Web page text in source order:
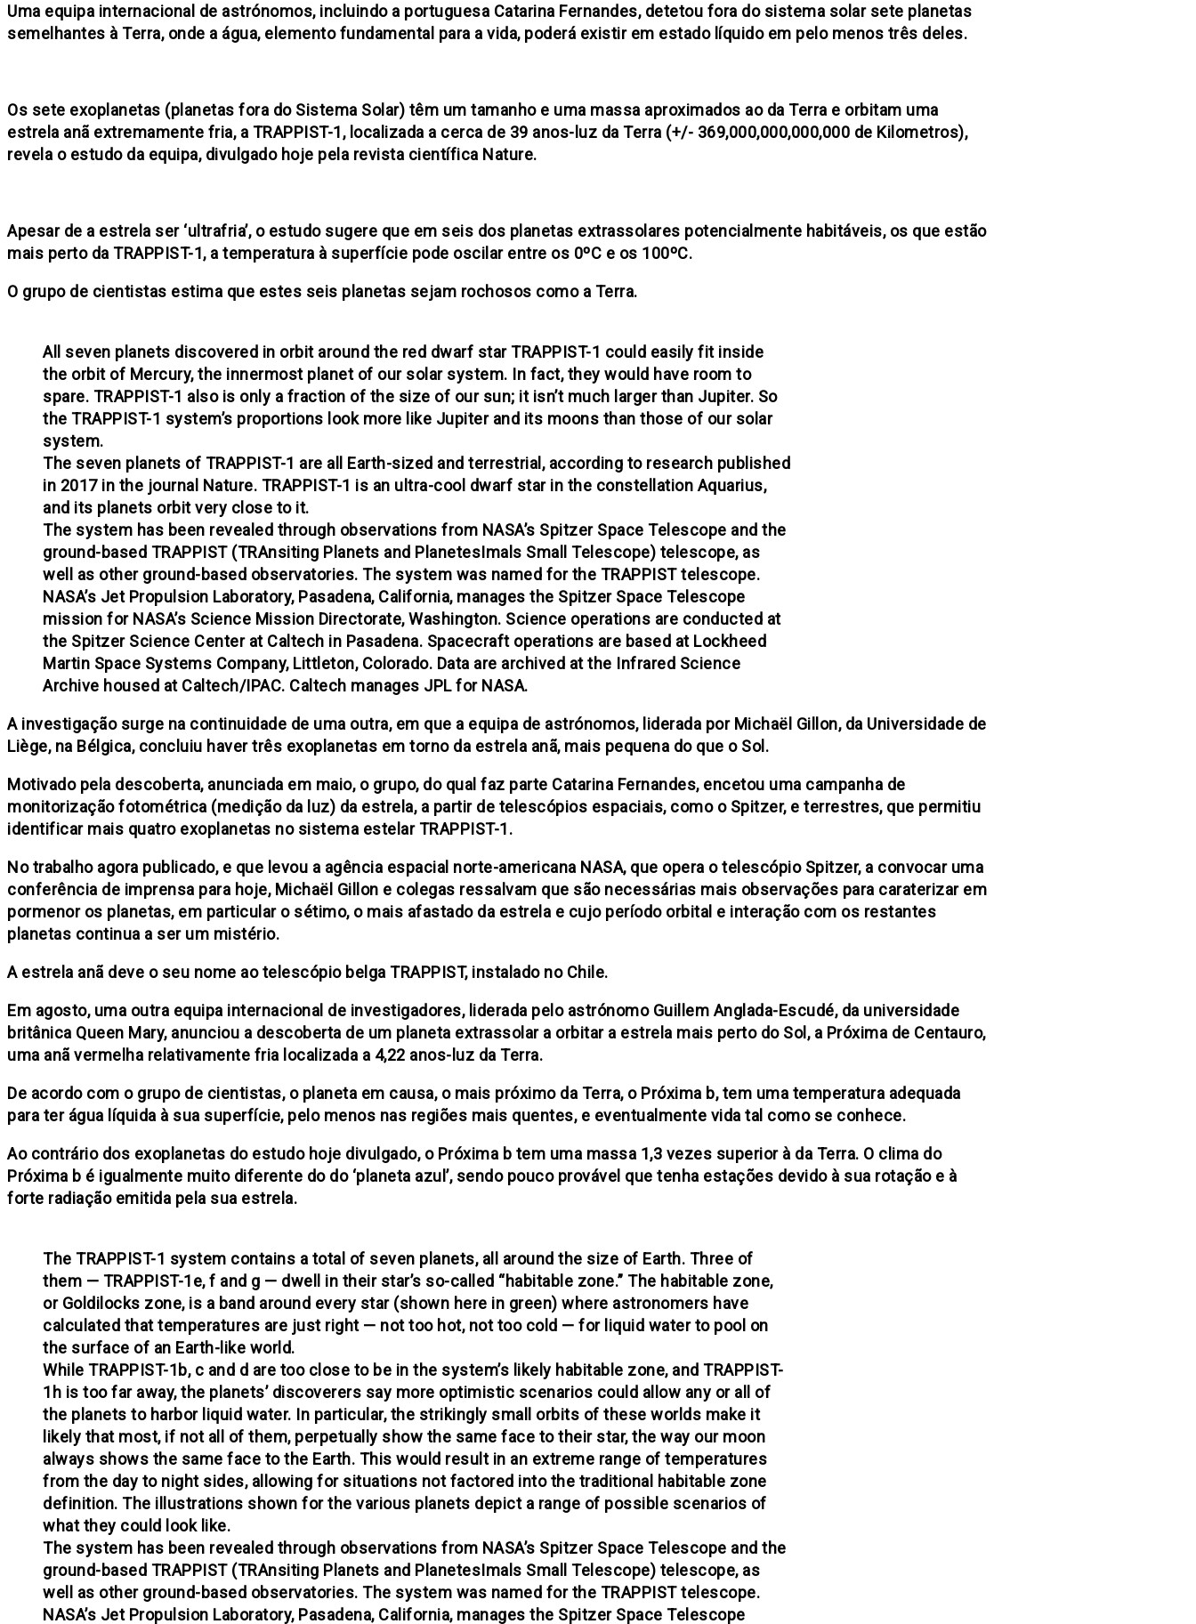
Uma equipa internacional de astrónomos, incluindo a portuguesa Catarina Fernandes, detetou fora do sistema solar sete planetas
semelhantes à Terra, onde a água, elemento fundamental para a vida, poderá existir em estado líquido em pelo menos três deles.
Os sete exoplanetas (planetas fora do Sistema Solar) têm um tamanho e uma massa aproximados ao da Terra e orbitam uma
estrela anã extremamente fria, a TRAPPIST-1, localizada a cerca de 39 anos-luz da Terra (+/- 369,000,000,000,000 de Kilometros),
revela o estudo da equipa, divulgado hoje pela revista científica Nature.
Apesar de a estrela ser ‘ultrafria’, o estudo sugere que em seis dos planetas extrassolares potencialmente habitáveis, os que estão
mais perto da TRAPPIST-1, a temperatura à superfície pode oscilar entre os 0ºC e os 100ºC.
O grupo de cientistas estima que estes seis planetas sejam rochosos como a Terra.
All seven planets discovered in orbit around the red dwarf star TRAPPIST-1 could easily fit inside
the orbit of Mercury, the innermost planet of our solar system. In fact, they would have room to
spare. TRAPPIST-1 also is only a fraction of the size of our sun; it isn’t much larger than Jupiter. So
the TRAPPIST-1 system’s proportions look more like Jupiter and its moons than those of our solar
system.
The seven planets of TRAPPIST-1 are all Earth-sized and terrestrial, according to research published
in 2017 in the journal Nature. TRAPPIST-1 is an ultra-cool dwarf star in the constellation Aquarius,
and its planets orbit very close to it.
The system has been revealed through observations from NASA’s Spitzer Space Telescope and the
ground-based TRAPPIST (TRAnsiting Planets and PlanetesImals Small Telescope) telescope, as
well as other ground-based observatories. The system was named for the TRAPPIST telescope.
NASA’s Jet Propulsion Laboratory, Pasadena, California, manages the Spitzer Space Telescope
mission for NASA’s Science Mission Directorate, Washington. Science operations are conducted at
the Spitzer Science Center at Caltech in Pasadena. Spacecraft operations are based at Lockheed
Martin Space Systems Company, Littleton, Colorado. Data are archived at the Infrared Science
Archive housed at Caltech/IPAC. Caltech manages JPL for NASA.
A investigação surge na continuidade de uma outra, em que a equipa de astrónomos, liderada por Michaël Gillon, da Universidade de
Liège, na Bélgica, concluiu haver três exoplanetas em torno da estrela anã, mais pequena do que o Sol.
Motivado pela descoberta, anunciada em maio, o grupo, do qual faz parte Catarina Fernandes, encetou uma campanha de
monitorização fotométrica (medição da luz) da estrela, a partir de telescópios espaciais, como o Spitzer, e terrestres, que permitiu
identificar mais quatro exoplanetas no sistema estelar TRAPPIST-1.
No trabalho agora publicado, e que levou a agência espacial norte-americana NASA, que opera o telescópio Spitzer, a convocar uma
conferência de imprensa para hoje, Michaël Gillon e colegas ressalvam que são necessárias mais observações para caraterizar em
pormenor os planetas, em particular o sétimo, o mais afastado da estrela e cujo período orbital e interação com os restantes
planetas continua a ser um mistério.
A estrela anã deve o seu nome ao telescópio belga TRAPPIST, instalado no Chile.
Em agosto, uma outra equipa internacional de investigadores, liderada pelo astrónomo Guillem Anglada-Escudé, da universidade
britânica Queen Mary, anunciou a descoberta de um planeta extrassolar a orbitar a estrela mais perto do Sol, a Próxima de Centauro,
uma anã vermelha relativamente fria localizada a 4,22 anos-luz da Terra.
De acordo com o grupo de cientistas, o planeta em causa, o mais próximo da Terra, o Próxima b, tem uma temperatura adequada
para ter água líquida à sua superfície, pelo menos nas regiões mais quentes, e eventualmente vida tal como se conhece.
Ao contrário dos exoplanetas do estudo hoje divulgado, o Próxima b tem uma massa 1,3 vezes superior à da Terra. O clima do
Próxima b é igualmente muito diferente do do ‘planeta azul’, sendo pouco provável que tenha estações devido à sua rotação e à
forte radiação emitida pela sua estrela.
The TRAPPIST-1 system contains a total of seven planets, all around the size of Earth. Three of
them — TRAPPIST-1e, f and g — dwell in their star’s so-called “habitable zone.” The habitable zone,
or Goldilocks zone, is a band around every star (shown here in green) where astronomers have
calculated that temperatures are just right — not too hot, not too cold — for liquid water to pool on
the surface of an Earth-like world.
While TRAPPIST-1b, c and d are too close to be in the system’s likely habitable zone, and TRAPPIST-
1h is too far away, the planets’ discoverers say more optimistic scenarios could allow any or all of
the planets to harbor liquid water. In particular, the strikingly small orbits of these worlds make it
likely that most, if not all of them, perpetually show the same face to their star, the way our moon
always shows the same face to the Earth. This would result in an extreme range of temperatures
from the day to night sides, allowing for situations not factored into the traditional habitable zone
definition. The illustrations shown for the various planets depict a range of possible scenarios of
what they could look like.
The system has been revealed through observations from NASA’s Spitzer Space Telescope and the
ground-based TRAPPIST (TRAnsiting Planets and PlanetesImals Small Telescope) telescope, as
well as other ground-based observatories. The system was named for the TRAPPIST telescope.
NASA’s Jet Propulsion Laboratory, Pasadena, California, manages the Spitzer Space Telescope